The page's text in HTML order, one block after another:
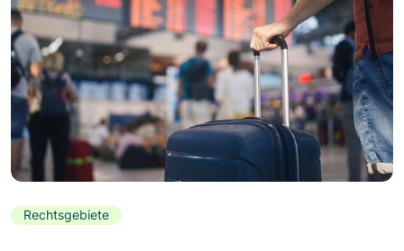
Rechtsgebiete